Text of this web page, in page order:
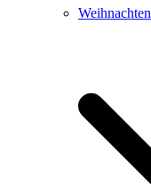
Weihnachten